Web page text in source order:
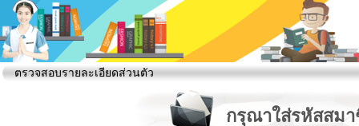
ตรวจสอบรายละเอียดส่วนตัว
กรุณาใส่รหัสสม